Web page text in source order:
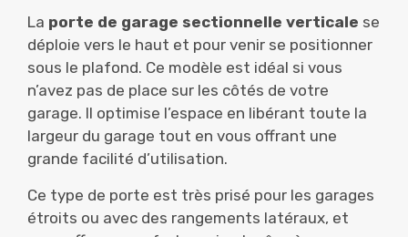
La porte de garage sectionnelle verticale se
déploie vers le haut et pour venir se positionner
sous le plafond. Ce modèle est idéal si vous
n’avez pas de place sur les côtés de votre
garage. Il optimise l’espace en libérant toute la
largeur du garage tout en vous offrant une
grande facilité d’utilisation.
Ce type de porte est très prisé pour les garages
étroits ou avec des rangements latéraux, et